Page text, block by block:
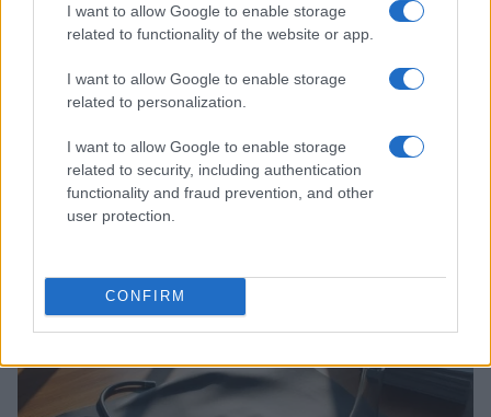
I want to allow Google to enable storage
related to functionality of the website or app.
I want to allow Google to enable storage
related to personalization.
I want to allow Google to enable storage
related to security, including authentication
functionality and fraud prevention, and other
user protection.
CONFIRM
Come le tensioni in Medio Oriente e gli investimenti in
MONEY NEWS